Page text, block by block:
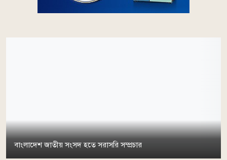
বাংলাদেশ জাতীয় সংসদ হতে সরাসরি সম্প্রচার